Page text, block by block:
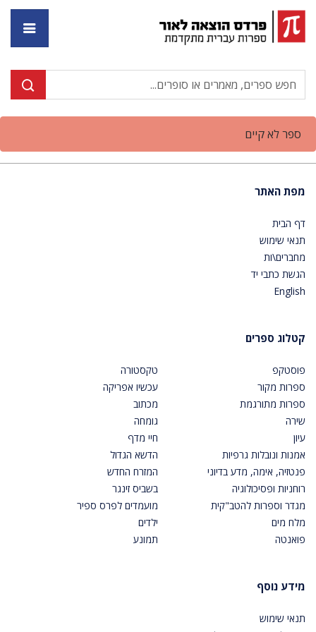
ספר לא קיים
מפת האתר
דף הבית
תנאי שימוש
מחברים\ות
הגשת כתבי יד
English
קטלוג ספרים
פוסטקפ
ספרות מקור
ספרות מתורגמת
שירה
עיון
אמנות ונובלות גרפיות
פנטזיה, אימה, מדע בדיוני
רוחניות ופסיכולוגיה
מגדר וספרות להטב"קית
מלח מים
פואנטה
טקסטורה
עכשיו אפריקה
מכתוב
גומחה
חיי מדף
הדשא הגדול
המזרח החדש
בשביס זינגר
מועמדים לפרס ספיר
ילדים
תמונע
מידע נוסף
תנאי שימוש